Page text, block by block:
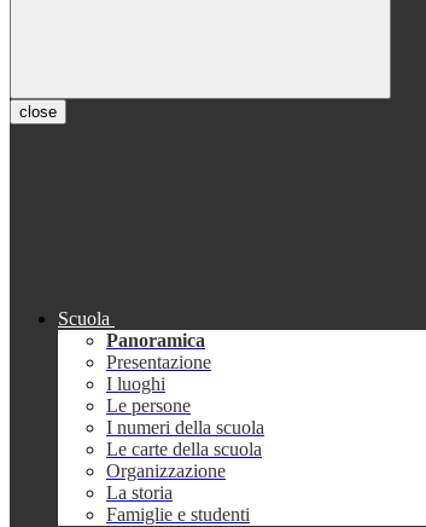
close
Scuola
Panoramica
Presentazione
I luoghi
Le persone
I numeri della scuola
Le carte della scuola
Organizzazione
La storia
Famiglie e studenti